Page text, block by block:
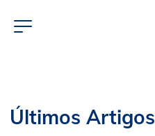
Últimos Artigos